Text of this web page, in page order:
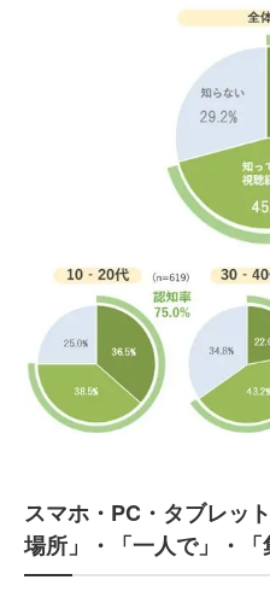
スマホ・PC・タブレッ
場所」・「一人で」・